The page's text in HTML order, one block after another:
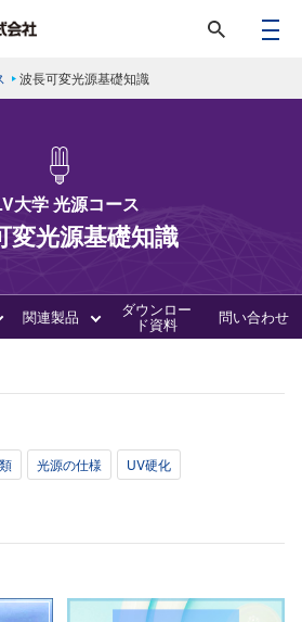
波長可変光源基礎知識
大学 光源コース
変光源基礎知識
関連製品 ダウンロー
ド資料 問い合わせ
光源の仕様
UV硬化